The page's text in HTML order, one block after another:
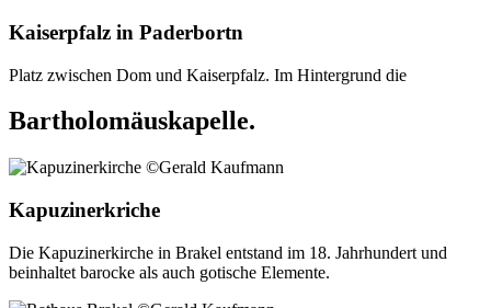
Kaiserpfalz in Paderbortn
Platz zwischen Dom und Kaiserpfalz. Im Hintergrund die
Bartholomäuskapelle.
Kapuzinerkriche
Die Kapuzinerkirche in Brakel entstand im 18. Jahrhundert und
beinhaltet barocke als auch gotische Elemente.